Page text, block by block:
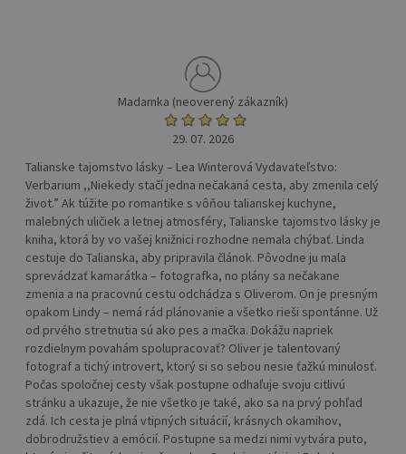
Madamka (neoverený zákazník)
29. 07. 2026
Talianske tajomstvo lásky – Lea Winterová Vydavateľstvo:
Verbarium ,,Niekedy stačí jedna nečakaná cesta, aby zmenila celý
život.” Ak túžite po romantike s vôňou talianskej kuchyne,
malebných uličiek a letnej atmosféry, Talianske tajomstvo lásky je
kniha, ktorá by vo vašej knižnici rozhodne nemala chýbať. Linda
cestuje do Talianska, aby pripravila článok. Pôvodne ju mala
sprevádzať kamarátka – fotografka, no plány sa nečakane
zmenia a na pracovnú cestu odchádza s Oliverom. On je presným
opakom Lindy – nemá rád plánovanie a všetko rieši spontánne. Už
od prvého stretnutia sú ako pes a mačka. Dokážu napriek
rozdielnym povahám spolupracovať? Oliver je talentovaný
fotograf a tichý introvert, ktorý si so sebou nesie ťažkú minulosť.
Počas spoločnej cesty však postupne odhaľuje svoju citlivú
stránku a ukazuje, že nie všetko je také, ako sa na prvý pohľad
zdá. Ich cesta je plná vtipných situácií, krásnych okamihov,
dobrodružstiev a emócií. Postupne sa medzi nimi vytvára puto,